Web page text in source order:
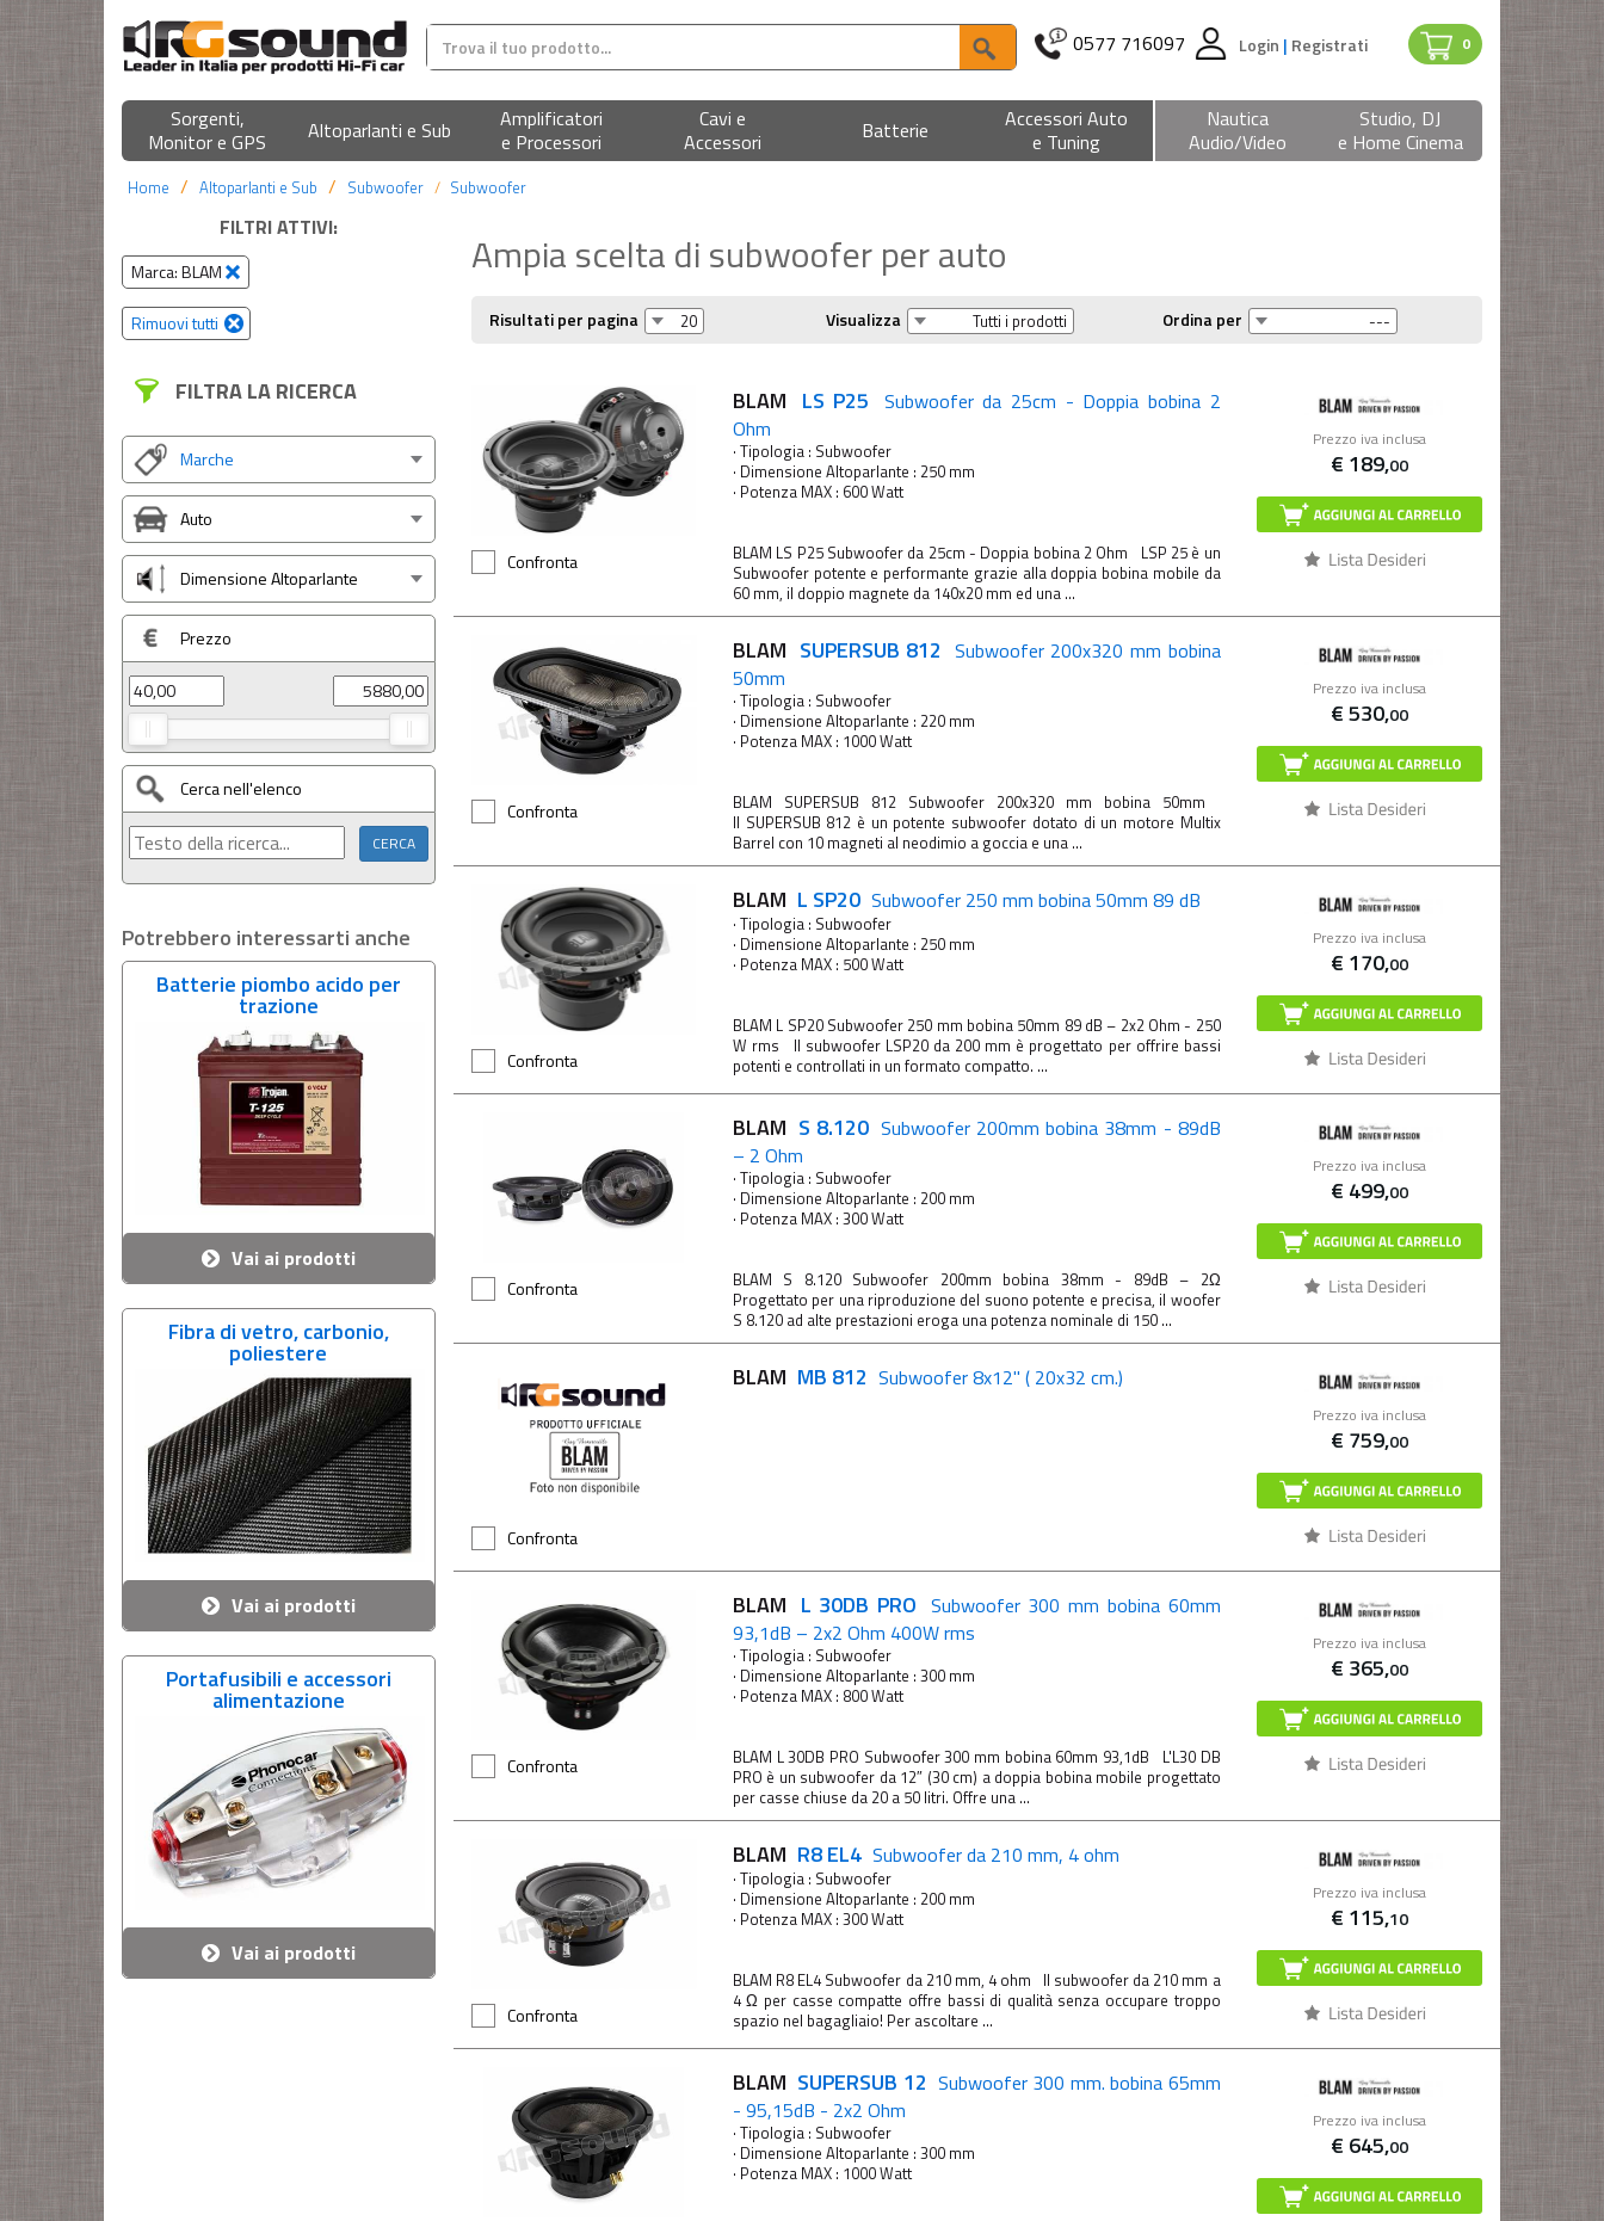
0
0577 716097 Login | Registrati
Sorgenti,
Monitor e GPS
Altoparlanti e Sub
Amplificatori
e Processori
Cavi e
Accessori
Batterie
Accessori Auto
e Tuning
Nautica
Audio/Video
Studio, DJ
e Home Cinema
Home Altoparlanti e Sub Subwoofer Subwoofer
FILTRI ATTIVI:
Marca: BLAM
Rimuovi tutti
FILTRA LA RICERCA
Marche
Auto
Dimensione Altoparlante
Prezzo
Cerca nell'elenco
Potrebbero interessarti anche
Batterie piombo acido per
trazione
Vai ai prodotti
Fibra di vetro, carbonio,
poliestere
Vai ai prodotti
Portafusibili e accessori
alimentazione
Vai ai prodotti
Ampia scelta di subwoofer per auto
Risultati per pagina Visualizza Ordina per
Confronta
Prezzo iva inclusa
€ 189,00
BLAM LS P25 Subwoofer da 25cm - Doppia bobina 2
Ohm
· Tipologia : Subwoofer
· Dimensione Altoparlante : 250 mm
· Potenza MAX : 600 Watt
BLAM LS P25 Subwoofer da 25cm - Doppia bobina 2 Ohm LSP 25 è un
Subwoofer potente e performante grazie alla doppia bobina mobile da
60 mm, il doppio magnete da 140x20 mm ed una ...
Confronta
Prezzo iva inclusa
€530,00
BLAM SUPERSUB 812 Subwoofer 200x320 mm bobina
50mm
· Tipologia : Subwoofer
· Dimensione Altoparlante : 220 mm
· Potenza MAX : 1000 Watt
BLAM SUPERSUB 812 Subwoofer 200x320 mm bobina 50mm
Il SUPERSUB 812 è un potente subwoofer dotato di un motore Multix
Barrel con 10 magneti al neodimio a goccia e una ...
Confronta
Prezzo iva inclusa
€ 170,00
BLAM L SP20 Subwoofer 250 mm bobina 50mm 89 dB
· Tipologia : Subwoofer
· Dimensione Altoparlante : 250 mm
· Potenza MAX : 500 Watt
BLAM L SP20 Subwoofer 250 mm bobina 50mm 89 dB – 2x2 Ohm - 250
W rms Il subwoofer LSP20 da 200 mm è progettato per offrire bassi
potenti e controllati in un formato compatto. ...
Confronta
Prezzo iva inclusa
€ 499,00
BLAM S 8.120 Subwoofer 200mm bobina 38mm - 89dB
– 2 Ohm
· Tipologia : Subwoofer
· Dimensione Altoparlante : 200 mm
· Potenza MAX : 300 Watt
BLAM S 8.120 Subwoofer 200mm bobina 38mm - 89dB – 2Ω
Progettato per una riproduzione del suono potente e precisa, il woofer
S 8.120 ad alte prestazioni eroga una potenza nominale di 150 ...
Confronta
Prezzo iva inclusa
€ 759,00
BLAM MB 812 Subwoofer 8x12" ( 20x32 cm.)
Confronta
Prezzo iva inclusa
€ 365,00
BLAM L 30DB PRO Subwoofer 300 mm bobina 60mm
93,1dB – 2x2 Ohm 400W rms
· Tipologia : Subwoofer
· Dimensione Altoparlante : 300 mm
· Potenza MAX : 800 Watt
BLAM L 30DB PRO Subwoofer 300 mm bobina 60mm 93,1dB L'L30 DB
PRO è un subwoofer da 12″ (30 cm) a doppia bobina mobile progettato
per casse chiuse da 20 a 50 litri. Offre una ...
Confronta
Prezzo iva inclusa
€ 115,10
BLAM R8 EL4 Subwoofer da 210 mm, 4 ohm
· Tipologia : Subwoofer
· Dimensione Altoparlante : 200 mm
· Potenza MAX : 300 Watt
BLAM R8 EL4 Subwoofer da 210 mm, 4 ohm Il subwoofer da 210 mm a
4 Ω per casse compatte offre bassi di qualità senza occupare troppo
spazio nel bagagliaio! Per ascoltare ...
Prezzo iva inclusa
€ 645,00
BLAM SUPERSUB 12 Subwoofer 300 mm. bobina 65mm
- 95,15dB - 2x2 Ohm
· Tipologia : Subwoofer
· Dimensione Altoparlante : 300 mm
· Potenza MAX : 1000 Watt